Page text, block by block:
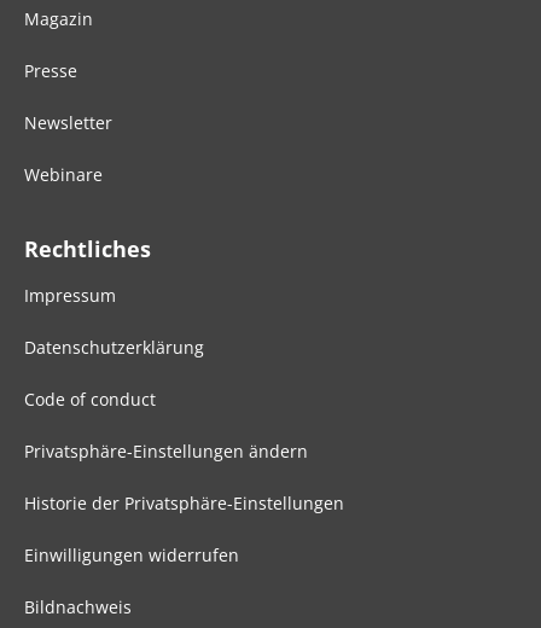
Magazin
Presse
Newsletter
Webinare
Rechtliches
Impressum
Datenschutzerklärung
Code of conduct
Privatsphäre-Einstellungen ändern
Historie der Privatsphäre-Einstellungen
Einwilligungen widerrufen
Bildnachweis